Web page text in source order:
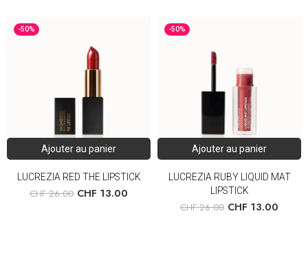
-50%
Ajouter au panier
LUCREZIA RED THE LIPSTICK
CHF26.00 CHF 13.00
-50%
Ajouter au panier
LUCREZIA RUBY LIQUID MAT
LIPSTICK
CHF26.00 CHF 13.00